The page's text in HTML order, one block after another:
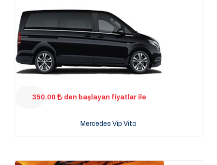
350.00 den başlayan fiyatlar ile
Mercedes Vip Vito